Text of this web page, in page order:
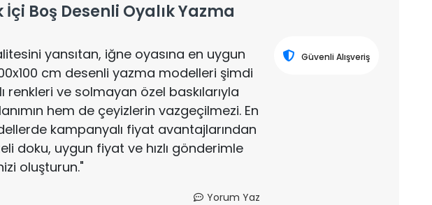
İçi Boş Desenli Oyalık Yazma
yansıtan, iğne oyasına en uygun
cm desenli yazma modelleri şimdi
renkleri ve solmayan özel baskılarıyla
hem de çeyizlerin vazgeçilmezi. En
kampanyalı fiyat avantajlarından
doku, uygun fiyat ve hızlı gönderimle
oluşturun."
Yorum Yaz
Güvenli Alışveriş